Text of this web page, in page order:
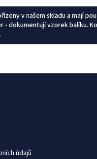
v našem skladu a mají
- dokumentují vzorek balíku.
údajů